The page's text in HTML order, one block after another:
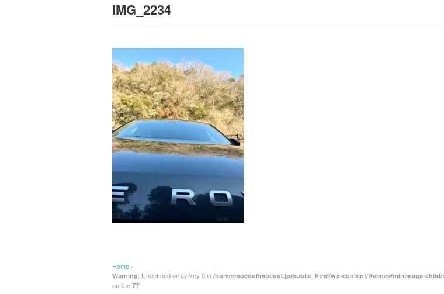
IMG_2234
Home ›
Warning: Undefined array key 0 in /home/mocool/mocool.jp/public_html/wp-content/themes/minimaga-
on line 77